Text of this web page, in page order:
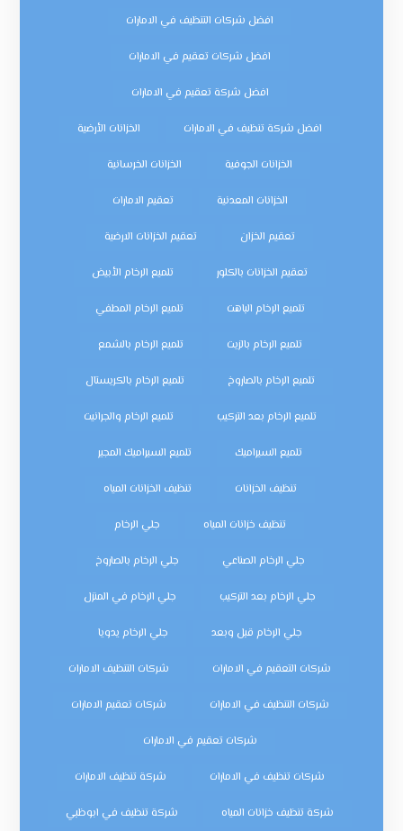
افضل شركات التنظيف في الامارات
افضل شركات تعقيم في الامارات
افضل شركة تعقيم في الامارات
افضل شركة تنظيف في الامارات الخزانات الأرضية
الخزانات الجوفية الخزانات الخرسانية
الخزانات المعدنية تعقيم الامارات
تعقيم الخزان تعقيم الخزانات الارضية
تعقيم الخزانات بالكلور تلميع الرخام الأبيض
تلميع الرخام الباهت تلميع الرخام المطفي
تلميع الرخام بالزيت تلميع الرخام بالشمع
تلميع الرخام بالصاروخ تلميع الرخام بالكريستال
تلميع الرخام بعد التركيب تلميع الرخام والجرانيت
تلميع السيراميك تلميع السيراميك المجير
تنظيف الخزانات تنظيف الخزانات المياه
تنظيف خزانات المياه جلي الرخام
جلي الرخام الصناعي جلي الرخام بالصاروخ
جلي الرخام بعد التركيب جلي الرخام في المنزل
جلي الرخام قبل وبعد جلي الرخام يدويا
شركات التعقيم في الامارات شركات التنظيف الامارات
شركات التنظيف في الامارات شركات تعقيم الامارات
شركات تعقيم في الامارات
شركات تنظيف في الامارات شركة تنظيف الامارات
شركة تنظيف خزانات المياه شركة تنظيف في ابوظبي